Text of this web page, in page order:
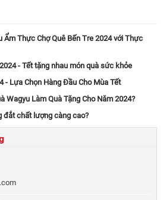
Ẩm Thực Chợ Quê Bến Tre 2024 với Thực
- Tết tặng nhau món quà sức khỏe
- Lựa Chọn Hàng Đầu Cho Mùa Tết
Wagyu Làm Quà Tặng Cho Năm 2024?
đắt chất lượng càng cao?